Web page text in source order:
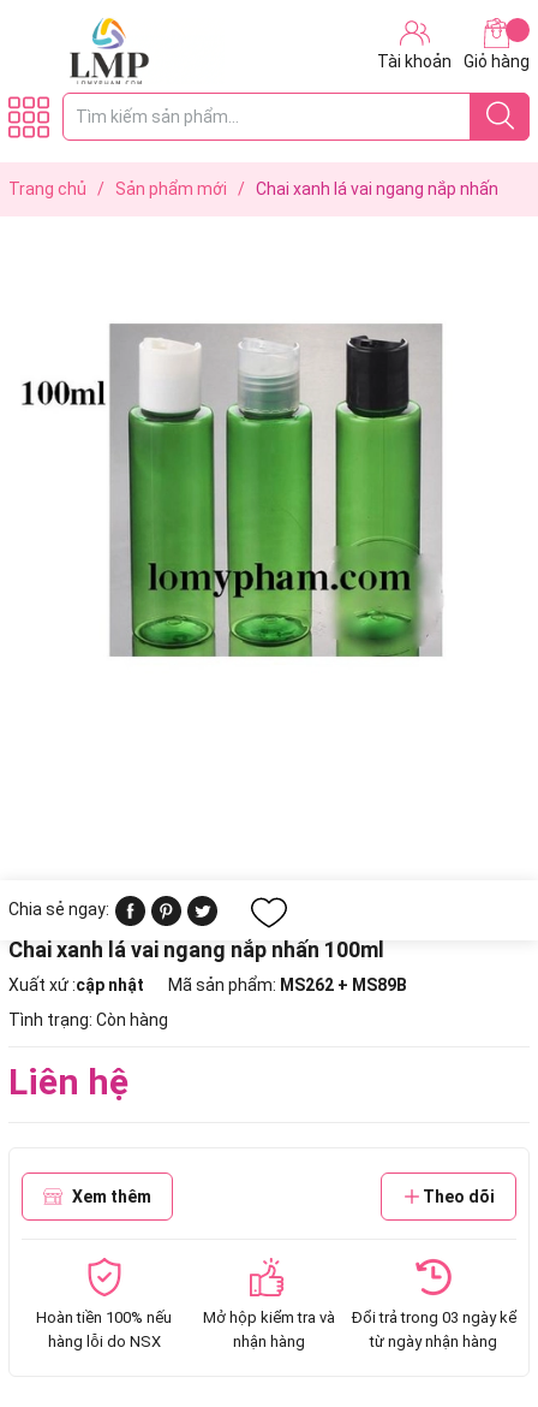
Tài khoản Giỏ hàng
Trang chủ / Sản phẩm mới / Chai xanh lá vai ngang nắp nhấn
100ml
Chia sẻ ngay:
Chai xanh lá vai ngang nắp nhấn 100ml
Xuất xứ :cập nhật Mã sản phẩm: MS262 + MS89B
Tình trạng: Còn hàng
Liên hệ
Xem thêm Theo dõi
Hoàn tiền 100% nếu
hàng lỗi do NSX
Mở hộp kiểm tra và
nhận hàng
Đổi trả trong 03 ngày kể
từ ngày nhận hàng